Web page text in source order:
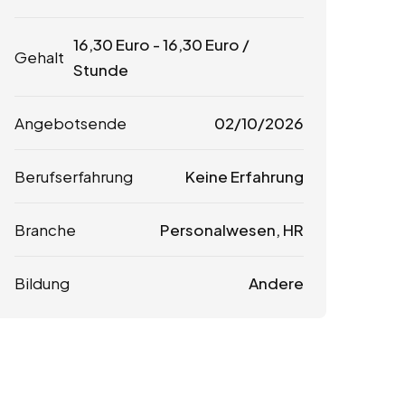
Gehalt
16,30 Euro -16,30 Euro /
Stunde
Angebotsende 02/10/2026
Berufserfahrung Keine Erfahrung
Branche Personalwesen, HR
Bildung Andere